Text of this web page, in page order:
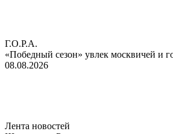
Г.О.Р.А.
«Победный сезон» увлек москвичей и
08.08.2026
Лента новостей